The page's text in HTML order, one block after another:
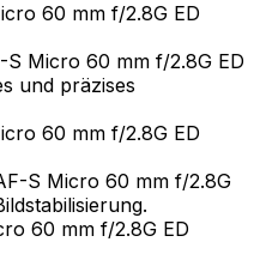
60 mm f/2.8G ED
Micro 60 mm f/2.8G ED
und präzises
60 mm f/2.8G ED
S Micro 60 mm f/2.8G
60 mm f/2.8G ED